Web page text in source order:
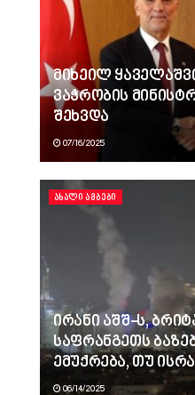
მიხეილ
ვაჭრობის
შეხვდა
07/16/2025
ᲐᲮᲐᲚᲘ ᲐᲛᲑᲔᲑᲘ
ირანი აშშ-ს,
საფრანგეთს
ემუქრება, თუ
06/14/2025